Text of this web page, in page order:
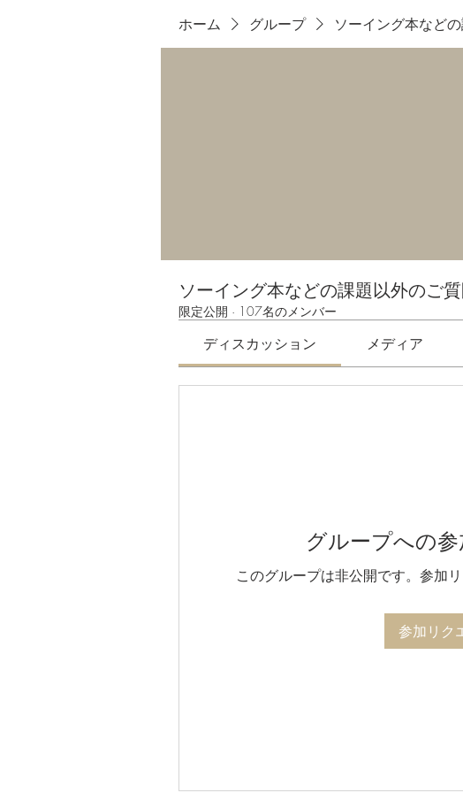
ホーム グループ ソーイング本など
ソーイング本などの課題以外のご
限定公開 · 107名のメンバー
ディスカッション メディア
グループへの
このグループは非公開です。参加
参加リク